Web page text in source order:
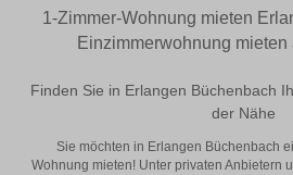
1-Zimmer-Wohnung mieten
Einzimmerwohnung
Finden Sie in Erlangen Büchenbach
der Nähe
Sie möchten in Erlangen Büchenbach
Wohnung mieten! Unter privaten Anbietern